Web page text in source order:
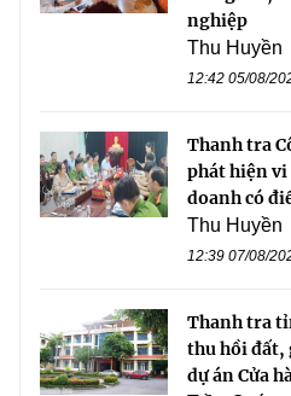
nghiệp
Thu Huyền
12:42 05/08/
Thanh tra
phát hiện vi
doanh có
Thu Huyền
12:39 07/08/
Thanh tra
thu hồi đất,
dự án Cửa